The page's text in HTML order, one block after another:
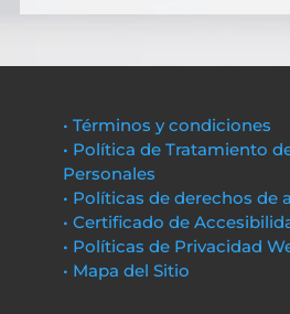
• Términos y condiciones
• Política de Tratamiento
Personales
• Políticas de derechos de
• Certificado de
• Políticas de Privacidad
• Mapa del Sitio